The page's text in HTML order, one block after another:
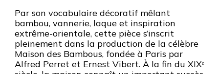
Par son vocabulaire décoratif mêlant
bambou, vannerie, laque et inspiration
extrême-orientale, cette pièce s’inscrit
pleinement dans la production de la célèbre
Maison des Bambous, fondée à Paris par
Alfred Perret et Ernest Vibert. À la fin du XIXᵉ